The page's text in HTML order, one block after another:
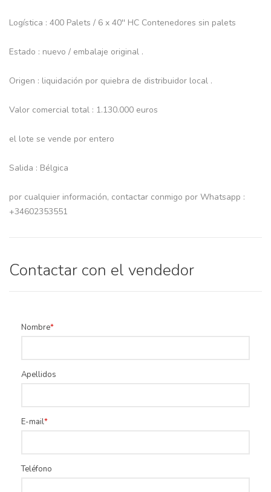
Logística : 400 Palets / 6 x 40'' HC Contenedores sin palets
Estado : nuevo / embalaje original .
Origen : liquidación por quiebra de distribuidor local .
Valor comercial total : 1.130.000 euros
el lote se vende por entero
Salida : Bélgica
por cualquier información, contactar conmigo por Whatsapp :
+34602353551
Contactar con el vendedor
Nombre
Apellidos
E-mail
Teléfono